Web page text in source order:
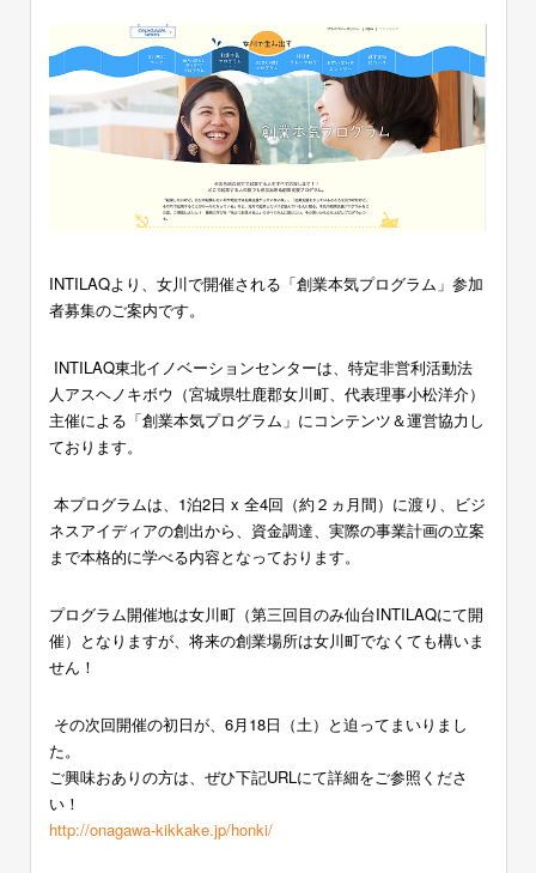
INTILAQより、女川で開催される「創業本気プログラム」参加
者募集のご案内です。
INTILAQ東北イノベーションセンターは、特定非営利活動法
人アスヘノキボウ（宮城県牡鹿郡女川町、代表理事小松洋介）
主催による「創業本気プログラム」にコンテンツ＆運営協力し
ております。
本プログラムは、1泊2日 x 全4回（約２ヵ月間）に渡り、ビジ
ネスアイディアの創出から、資金調達、実際の事業計画の立案
まで本格的に学べる内容となっております。
プログラム開催地は女川町（第三回目のみ仙台INTILAQにて開
催）となりますが、将来の創業場所は女川町でなくても構いま
せん！
その次回開催の初日が、6月18日（土）と迫ってまいりまし
た。
ご興味おありの方は、ぜひ下記URLにて詳細をご参照くださ
い！
http://onagawa-kikkake.jp/honki/